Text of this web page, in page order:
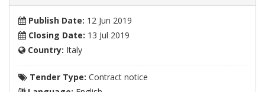
Publish Date: 12 Jun 2019
Closing Date: 13 Jul 2019
Country: Italy
Tender Type: Contract notice